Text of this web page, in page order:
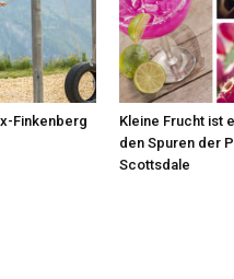
Finkenberg
Kleine Frucht ist
den Spuren der
Scottsdale